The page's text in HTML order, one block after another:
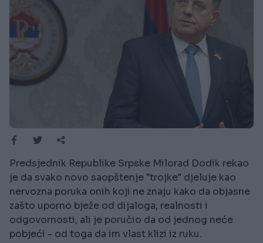
Predsjednik Republike Srpske Milorad Dodik rekao
je da svako novo saopštenje "trojke" djeluje kao
nervozna poruka onih koji ne znaju kako da objasne
zašto uporno bježe od dijaloga, realnosti i
odgovornosti, ali je poručio da od jednog neće
pobjeći - od toga da im vlast klizi iz ruku.